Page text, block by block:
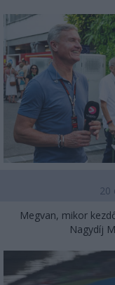
20
Megvan, mikor
Nagydíj